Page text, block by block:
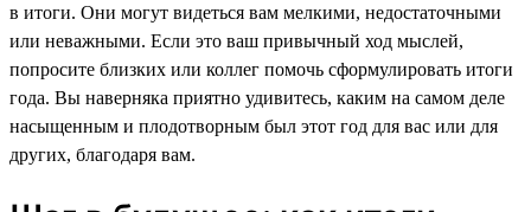
в итоги. Они могут видеться вам мелкими, недостаточными
или неважными. Если это ваш привычный ход мыслей,
попросите близких или коллег помочь сформулировать итоги
года. Вы наверняка приятно удивитесь, каким на самом деле
насыщенным и плодотворным был этот год для вас или для
других, благодаря вам.